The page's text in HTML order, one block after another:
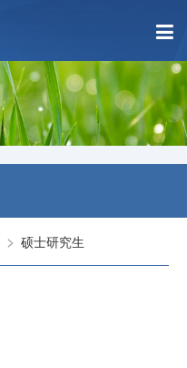
> 硕士研究生